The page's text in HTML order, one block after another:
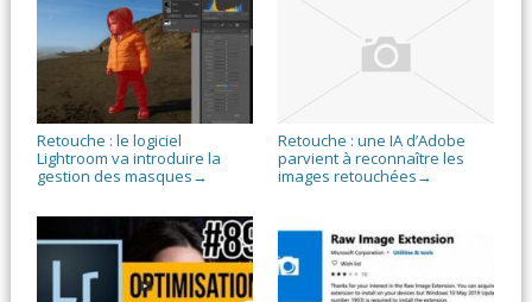
Retouche : le logiciel
Lightroom va introduire la
gestion des masques →
Retouche : une IA d’Adobe
parvient à reconnaître les
images retouchées →